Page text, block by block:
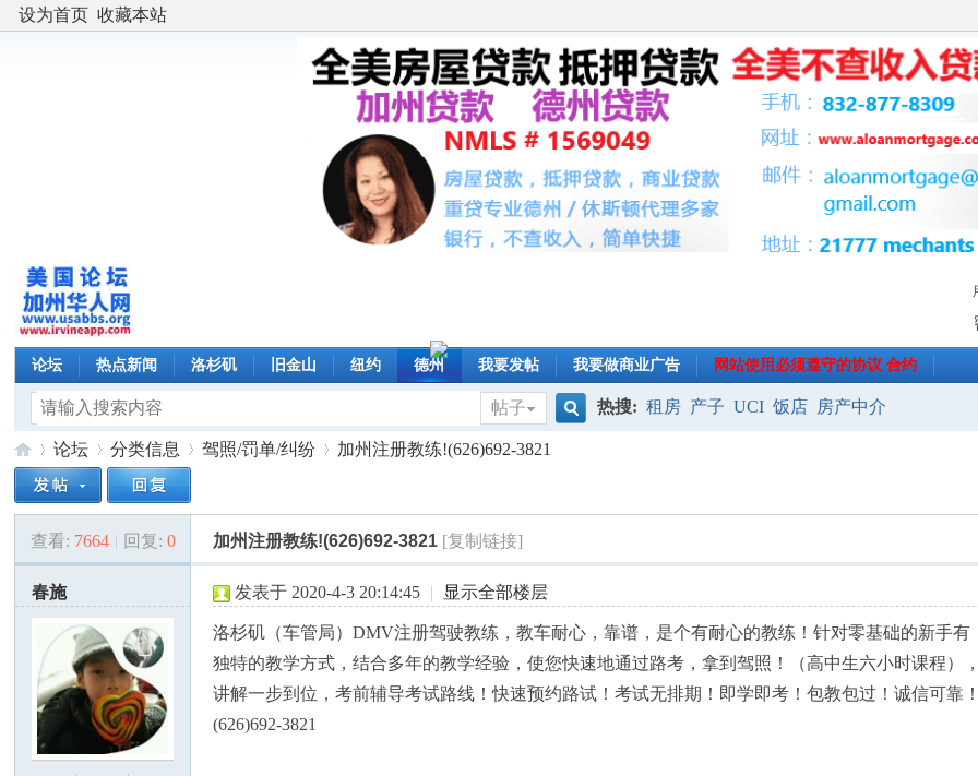
设为首页 收藏本站
论坛 热点新闻 洛杉矶 旧金山 纽约 德州 我要发帖 我要做商业广告 网站使用必须遵守的协议 合约
帖子
热搜: 租房 产子 UCI 饭店 房产中介
美
国
»
论坛
›
分类信息 驾照/罚单/纠纷
›
加州注册教练!(626)692-3821
查看: 7664 | 回复: 0 加州注册教练!(626)692-3821 [复制链接]
春施 发表于 2020-4-3 20:14:45 | 显示全部楼层
洛杉矶（车管局）DMV注册驾驶教练，教车耐心，靠谱，是个有耐心的教练！针对零基础的新手有
独特的教学方式，结合多年的教学经验，使您快速地通过路考，拿到驾照！（高中生六小时课程）
讲解一步到位，考前辅导考试路线！快速预约路试！考试无排期！即学即考！包教包过！诚信可靠
(626)692-3821